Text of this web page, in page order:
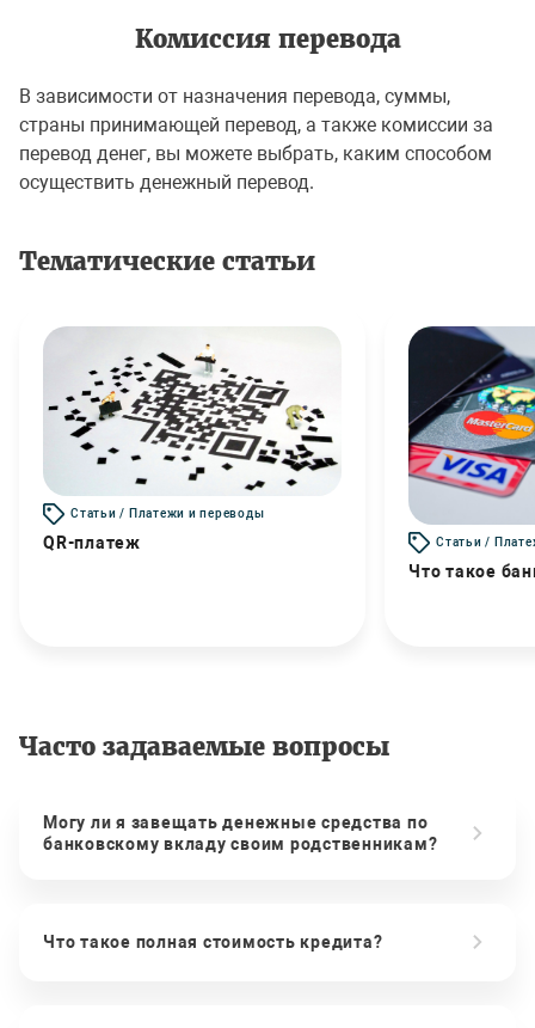
Комиссия перевода
В зависимости от назначения перевода, суммы,
страны принимающей перевод, а также комиссии за
перевод денег, вы можете выбрать, каким способом
осуществить денежный перевод.
Тематические статьи
Статьи / Платежи и переводы
QR-платеж Статьи /
Что такое
Часто задаваемые вопросы
Могу ли я завещать денежные средства по
банковскому вкладу своим родственникам?
Что такое полная стоимость кредита?